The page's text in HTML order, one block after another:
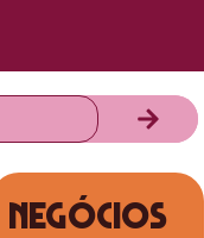
NEGÓCIOS